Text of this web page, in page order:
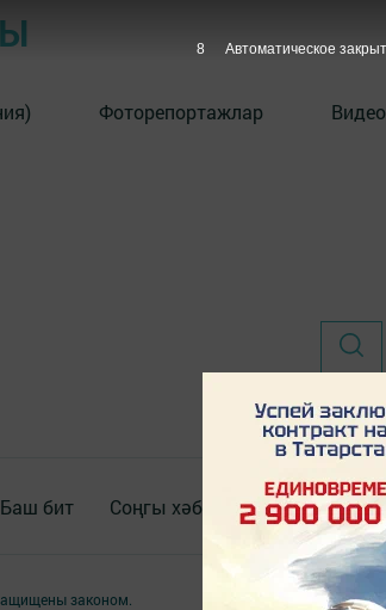
Фоторепортажлар Видео
Баш бит Соңгы хәбәрләр Видео
законом.
8 Автоматическое